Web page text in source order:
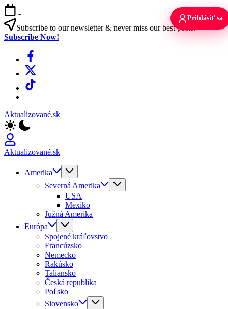
Skip
to
content
-
Subscribe to our newsletter & never miss our best posts.
Subscribe Now!
Facebook
X
TikTok
Aktualizované.sk
Aktualizované.sk
Amerika
Severná Amerika
USA
Mexiko
Južná Amerika
Európa
Spojené kráľovstvo
Francúzsko
Nemecko
Rakúsko
Taliansko
Česká republika
Poľsko
Slovensko
Prihlásiť sa